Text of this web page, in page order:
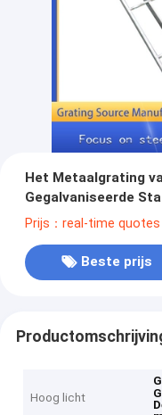
Het Metaalgrating
Gegalvaniseerde
Metaalafvoerkanaal
Prijs：real-time quotes
Beste prijs
Hoog licht